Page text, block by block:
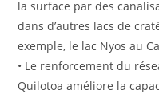
la surface par des
dans d’autres lacs de
exemple, le lac Nyos au
• Le renforcement du
Quilotoa améliore la